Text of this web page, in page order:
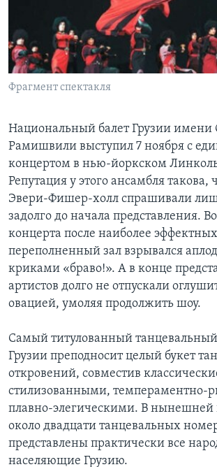
Learning English
СОЦИАЛЬНЫЕ СЕТИ
Языки
Фрагмент спектакля
Национальный балет Грузии
Рамишвили выступил 7 ноября с
концертом в нью-йоркском
Репутация у этого ансамбля такова,
Эвери-Фишер-холл спрашивали
задолго до начала представления.
концерта после наиболее
переполненный зал взрывался
криками «браво!». А в конце
артистов долго не отпускали
овацией, умоляя продолжить шоу.
Самый титулованный
Грузии преподносит целый букет
откровений, совместив
стилизованными, темпераментно-
плавно-элегическими. В нынешней
около двадцати танцевальных
представлены практически все
населяющие Грузию.